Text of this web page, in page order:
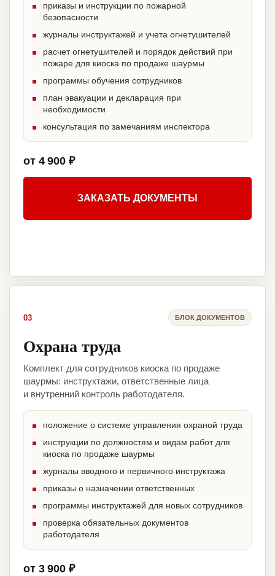
приказы и инструкции по пожарной
безопасности
журналы инструктажей и учета огнетушителей
расчет огнетушителей и порядок действий при
пожаре для киоска по продаже шаурмы
программы обучения сотрудников
план эвакуации и декларация при
необходимости
консультация по замечаниям инспектора
от 4 900 ₽
ЗАКАЗАТЬ ДОКУМЕНТЫ
03 БЛОК ДОКУМЕНТОВ
Охрана труда
Комплект для сотрудников киоска по продаже
шаурмы: инструктажи, ответственные лица
и внутренний контроль работодателя.
положение о системе управления охраной труда
инструкции по должностям и видам работ для
киоска по продаже шаурмы
журналы вводного и первичного инструктажа
приказы о назначении ответственных
программы инструктажей для новых сотрудников
проверка обязательных документов
работодателя
от 3 900 ₽